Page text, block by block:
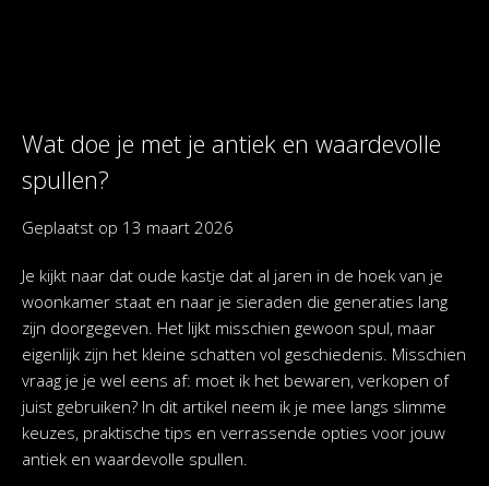
Wat doe je met je antiek en waardevolle
spullen?
Geplaatst op 13 maart 2026
Je kijkt naar dat oude kastje dat al jaren in de hoek van je
woonkamer staat en naar je sieraden die generaties lang
zijn doorgegeven. Het lijkt misschien gewoon spul, maar
eigenlijk zijn het kleine schatten vol geschiedenis. Misschien
vraag je je wel eens af: moet ik het bewaren, verkopen of
juist gebruiken? In dit artikel neem ik je mee langs slimme
keuzes, praktische tips en verrassende opties voor jouw
antiek en waardevolle spullen.